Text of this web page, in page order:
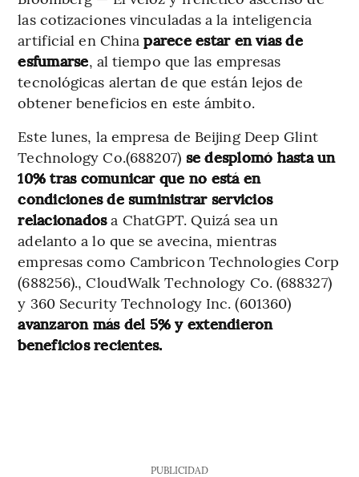
las cotizaciones vinculadas a la inteligencia
artificial en Chinaparece estar en vías de
esfumarse, al tiempo que las empresas
tecnológicas alertan de que están lejos de
obtener beneficios en este ámbito.
Este lunes, la empresa de Beijing Deep Glint
Technology Co.(688207) se desplomó hasta un
10% tras comunicar que no está en
condiciones de suministrar servicios
relacionadosa ChatGPT. Quizá sea un
adelanto a lo que se avecina, mientras
empresas como Cambricon Technologies Corp
(688256)., CloudWalk Technology Co. (688327)
y 360 Security Technology Inc. (601360)
avanzaron más del 5% y extendieron
beneficios recientes.
PUBLICIDAD